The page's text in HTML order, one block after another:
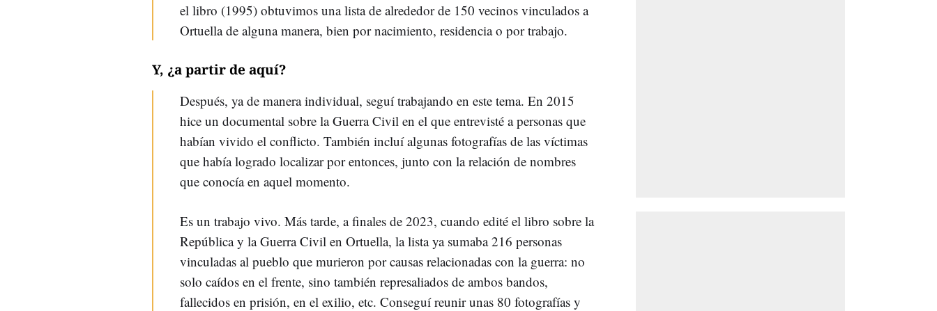
el libro (1995) obtuvimos una lista de alrededor de 150 vecinos vinculados a
Ortuella de alguna manera, bien por nacimiento, residencia o por trabajo.
Y, ¿a partir de aquí?
Después, ya de manera individual, seguí trabajando en este tema. En 2015
hice un documental sobre la Guerra Civil en el que entrevisté a personas que
habían vivido el conflicto. También incluí algunas fotografías de las víctimas
que había logrado localizar por entonces, junto con la relación de nombres
que conocía en aquel momento.
Es un trabajo vivo. Más tarde, a finales de 2023, cuando edité el libro sobre la
República y la Guerra Civil en Ortuella, la lista ya sumaba 216 personas
vinculadas al pueblo que murieron por causas relacionadas con la guerra: no
solo caídos en el frente, sino también represaliados de ambos bandos,
fallecidos en prisión, en el exilio, etc. Conseguí reunir unas 80 fotografías y